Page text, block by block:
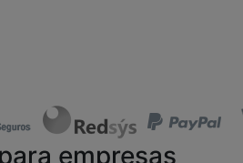
empresas